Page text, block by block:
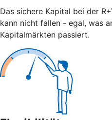
Das sichere Kapital bei der
kann nicht fallen - egal, was
Kapitalmärkten passiert.